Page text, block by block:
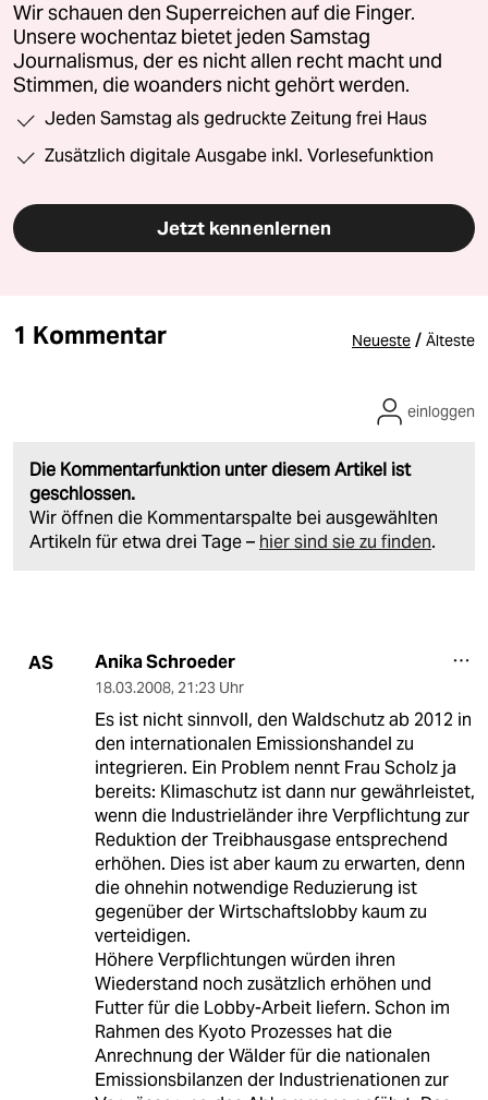
Wir schauen den Superreichen auf die Finger.
Unsere wochentaz bietet jeden Samstag
Journalismus, der es nicht allen recht macht und
Stimmen, die woanders nicht gehört werden.
Jeden Samstag als gedruckte Zeitung frei Haus
Zusätzlich digitale Ausgabe inkl. Vorlesefunktion
Jetzt kennenlernen
1 Kommentar Neueste / Älteste
Die Kommentarfunktion unter diesem Artikel ist
geschlossen.
Wir öffnen die Kommentarspalte bei ausgewählten
Artikeln für etwa drei Tage – hier sind sie zu finden.
einloggen
AS Anika Schroeder
18.03.2008, 21:23 Uhr
Es ist nicht sinnvoll, den Waldschutz ab 2012 in
den internationalen Emissionshandel zu
integrieren. Ein Problem nennt Frau Scholz ja
bereits: Klimaschutz ist dann nur gewährleistet,
wenn die Industrieländer ihre Verpflichtung zur
Reduktion der Treibhausgase entsprechend
erhöhen. Dies ist aber kaum zu erwarten, denn
die ohnehin notwendige Reduzierung ist
gegenüber der Wirtschaftslobby kaum zu
verteidigen.
Höhere Verpflichtungen würden ihren
Wiederstand noch zusätzlich erhöhen und
Futter für die Lobby-Arbeit liefern. Schon im
Rahmen des Kyoto Prozesses hat die
Anrechnung der Wälder für die nationalen
Emissionsbilanzen der Industrienationen zur